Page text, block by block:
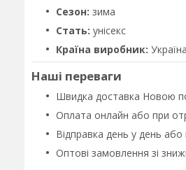
Сезон: зима
Стать: унісекс
Країна виробник: Україна
Наші переваги
Швидка доставка Новою
Оплата онлайн або при
Відправка день у день або
Оптові замовлення зі